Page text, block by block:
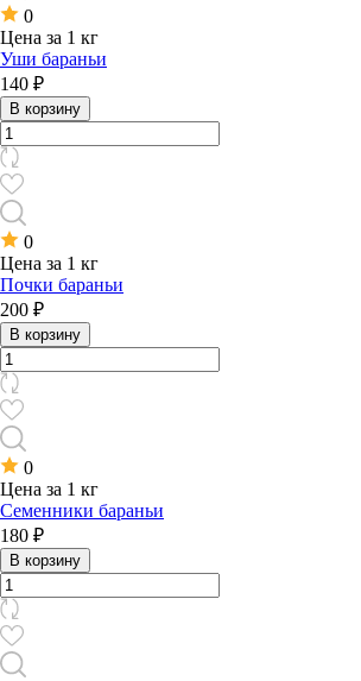
0
Цена за 1 кг
Уши бараньи
140 ₽
В корзину
0
Цена за 1 кг
Почки бараньи
200 ₽
В корзину
0
Цена за 1 кг
Семенники бараньи
180 ₽
В корзину